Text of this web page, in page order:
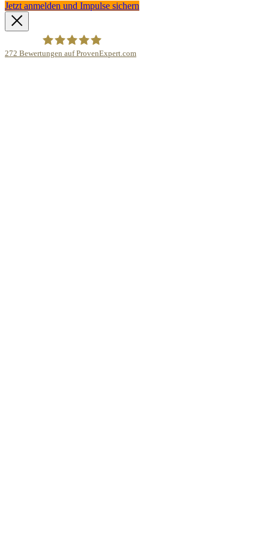
Jetzt anmelden und Impulse sichern
272 Bewertungen auf ProvenExpert.com